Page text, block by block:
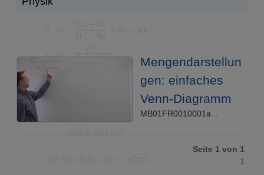
Mengendarstellun
gen: einfaches
Venn-Diagramm
MB01FR0010001a...
Seite 1 von 1
1